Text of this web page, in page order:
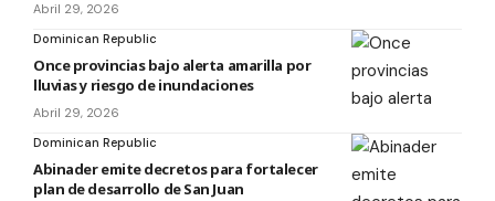
Abril 29, 2026
Dominican Republic
Once provincias bajo alerta amarilla por
lluvias y riesgo de inundaciones
Abril 29, 2026
Dominican Republic
Abinader emite decretos para fortalecer
plan de desarrollo de San Juan